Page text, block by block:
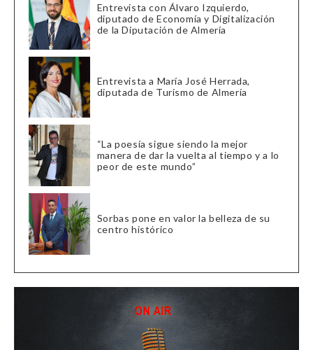
Entrevista con Álvaro Izquierdo,
diputado de Economía y Digitalización
de la Diputación de Almería
Entrevista a María José Herrada,
diputada de Turismo de Almería
“La poesía sigue siendo la mejor
manera de dar la vuelta al tiempo y a lo
peor de este mundo”
Sorbas pone en valor la belleza de su
centro histórico